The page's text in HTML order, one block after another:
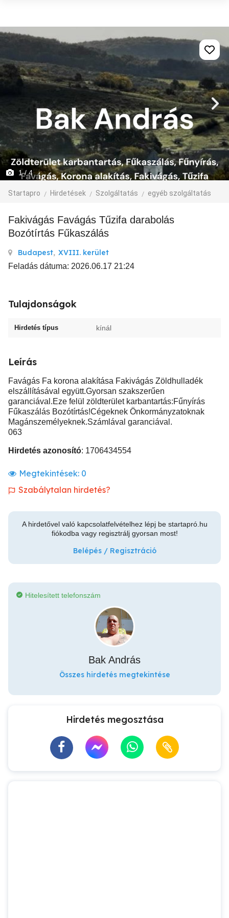
1/ 4
Startapro Hirdetések Szolgáltatás egyéb szolgáltatás
Fakivágás Favágás Tűzifa darabolás
Bozótírtás Fűkaszálás
Budapest, XVIII. kerület
Feladás dátuma: 2026.06.17 21:24
Tulajdonságok
Hirdetés típus kínál
Leírás
Favágás Fa korona alakítása Fakivágás Zöldhulladék
elszállításával együtt.Gyorsan szakszerűen
garanciával.Eze felül zöldterület karbantartás:Fűnyírás
Fűkaszálás Bozótírtás!Cégeknek Önkormányzatoknak
Magánszemélyeknek.Számlával garanciával.
063
Hirdetés azonosító: 1706434554
Megtekintések: 0
Szabálytalan hirdetés?
A hirdetővel való kapcsolatfelvételhez lépj be startapró.hu
fiókodba vagy regisztrálj gyorsan most!
Belépés / Regisztráció
Hitelesített telefonszám
Bak András
Összes hirdetés megtekintése
Hirdetés megosztása